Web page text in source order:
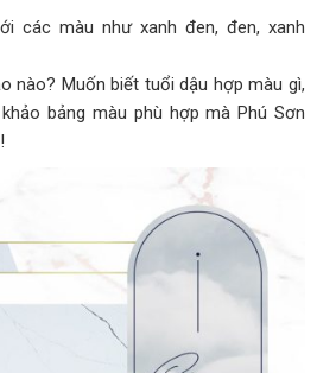
các màu như xanh đen, đen, xanh
nào? Muốn biết tuổi dậu hợp màu gì,
bảng màu phù hợp mà Phú Sơn